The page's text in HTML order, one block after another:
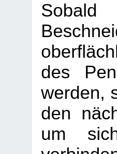
des
werden,
den
um